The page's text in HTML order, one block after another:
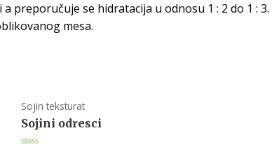
preporučuje se hidratacija u odnosu 1 : 2 do 1 :
mesa.
Sojin teksturat
Sojini odresci